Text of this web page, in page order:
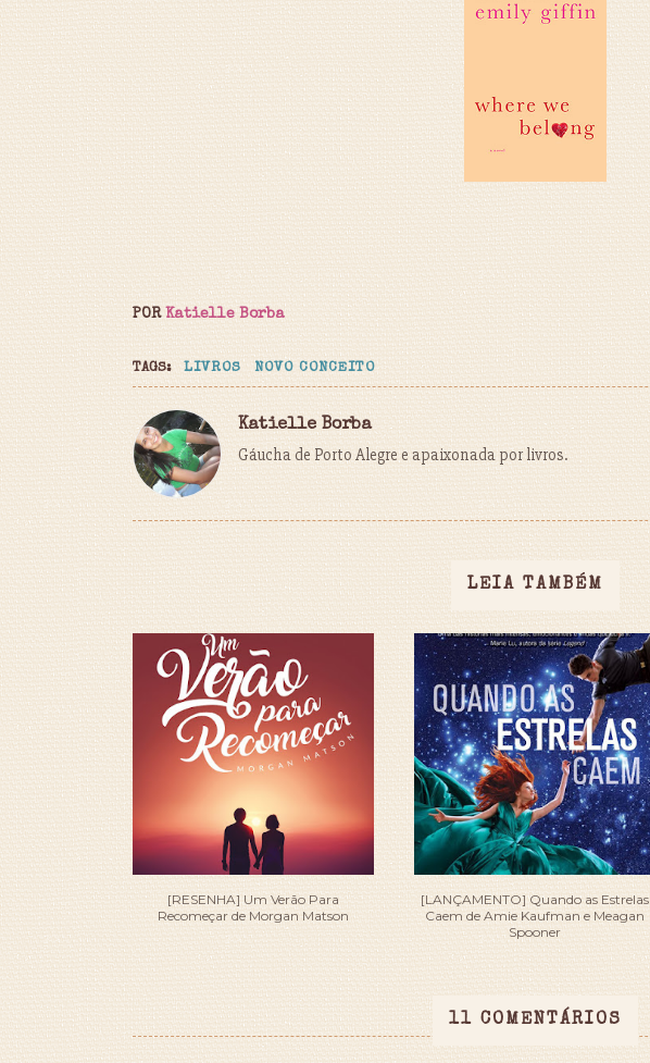
PORKatielle Borba
TAGS: LIVROS NOVO CONCEITO
Katielle Borba
Gáucha de Porto Alegre e apaixonada por livros.
LEIA TAMBÉM
[RESENHA] Um Verão Para
Recomeçar de Morgan Matson
[LANÇAMENTO] Quando as Estrelas
Caem de Amie Kaufman e Meagan
Spooner
11 COMENTÁRIOS